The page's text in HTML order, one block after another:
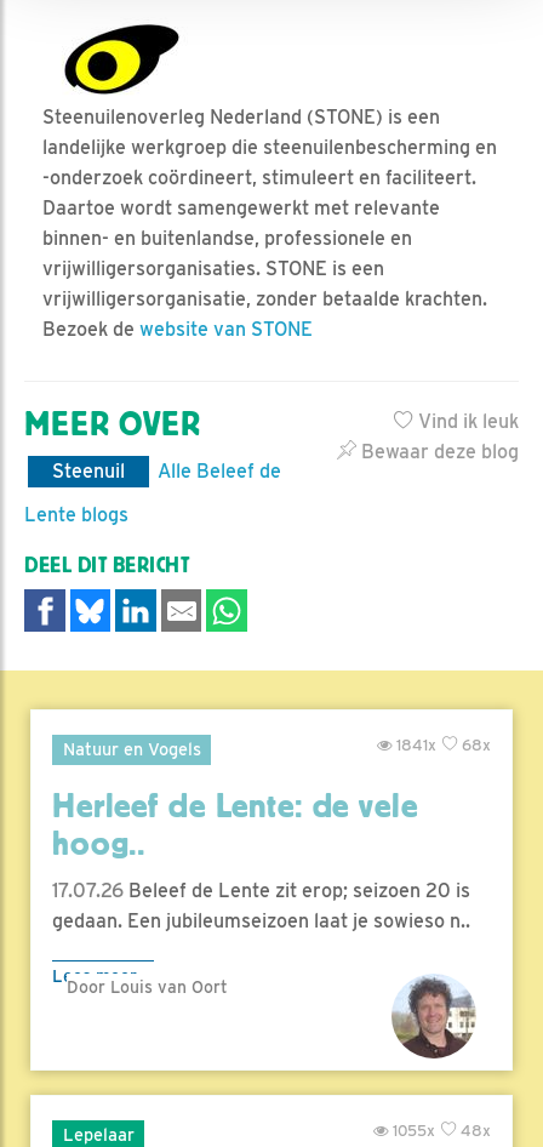
Steenuilenoverleg Nederland (STONE) is een
landelijke werkgroep die steenuilenbescherming en
-onderzoek coördineert, stimuleert en faciliteert.
Daartoe wordt samengewerkt met relevante
binnen- en buitenlandse, professionele en
vrijwilligersorganisaties. STONE is een
vrijwilligersorganisatie, zonder betaalde krachten.
Bezoek de website van STONE
Vind ik leuk
Bewaar deze blog
MEER OVER
Steenuil
Alle Beleef de
Lente blogs
DEEL DIT BERICHT
Natuur en Vogels 68x
1841x
Herleef de Lente: de vele
hoog..
17.07.26 Beleef de Lente zit erop; seizoen 20 is
gedaan. Een jubileumseizoen laat je sowieso n..
Lees meer
Door Louis van Oort
Lepelaar 48x
1055x